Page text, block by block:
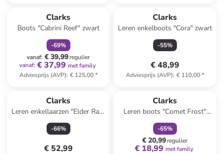
Clarks
Boots "Cabrini Reef'' zwart
-69%
vanaf: € 39,99regulier
vanaf: € 37,99 met family
Adviesprijs (AVP): € 125,00*
Clarks
Leren enkelboots "Cora" zwart
-55%
€ 48,99
Adviesprijs (AVP): € 110,00*
Clarks
Leren enkellaarzen "Elder Rae"
beige
-66%
€ 52,99
Clarks
Leren boots "Comet Frost"
bordeaux
-65%
€ 20,99regulier
€ 18,99 met family